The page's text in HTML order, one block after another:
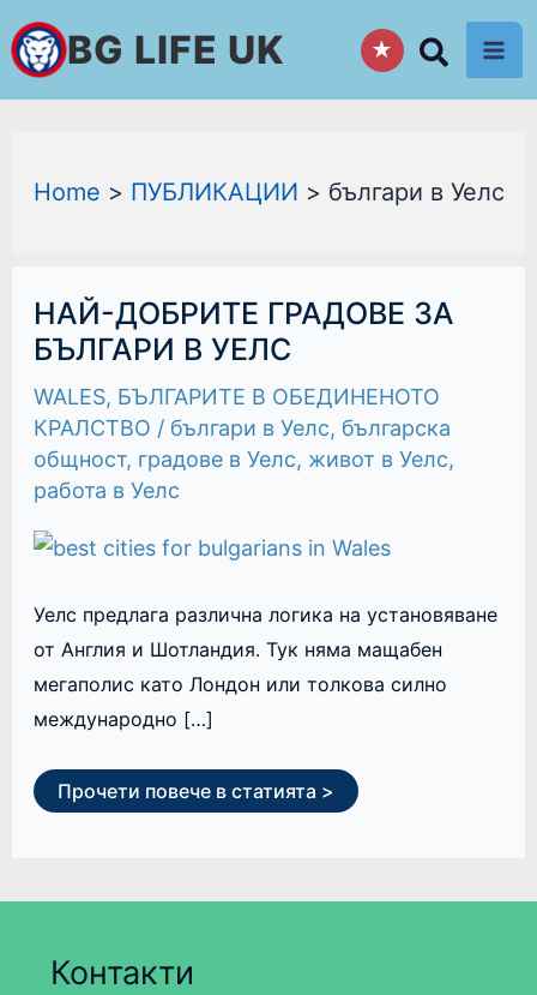
Skip
to
content
BG LIFE UK ★
Home ПУБЛИКАЦИИ българи в Уелс
НАЙ-ДОБРИТЕ ГРАДОВЕ ЗА
БЪЛГАРИ В УЕЛС
WALES, БЪЛГАРИТЕ В ОБЕДИНЕНОТО
КРАЛСТВО / българи в Уелс, българска
общност, градове в Уелс, живот в Уелс,
работа в Уелс
Уелс предлага различна логика на установяване
от Англия и Шотландия. Тук няма мащабен
мегаполис като Лондон или толкова силно
международно […]
НАЙ-
ДОБРИТЕ
ГРАДОВЕ
ЗА
В
УЕЛС
Прочети повече в статията >
Контакти